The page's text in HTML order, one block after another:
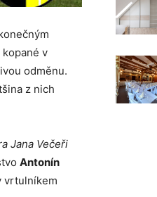
v
odměnu.
z nich
Jana Večeři
Antonín
vrtulníkem